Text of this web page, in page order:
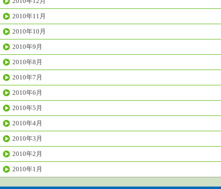
2010年11月
2010年10月
2010年9月
2010年8月
2010年7月
2010年6月
2010年5月
2010年4月
2010年3月
2010年2月
2010年1月